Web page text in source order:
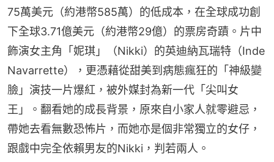
75萬美元（約港幣585萬）的低成本，在全球成功創
下全球3.71億美元（約港幣29億）的票房奇蹟。片中
飾演女主角「妮琪」（Nikki）的英迪納瓦瑞特（Inde
Navarrette），更憑藉從甜美到病態瘋狂的「神級變
臉」演技一片爆紅，被外媒封為新一代「尖叫女
王」。翻看她的成長背景，原來自小家人就零避忌，
帶她去看無數恐怖片，而她亦是個非常獨立的女仔，
跟戲中完全依賴男友的Nikki，判若兩人。